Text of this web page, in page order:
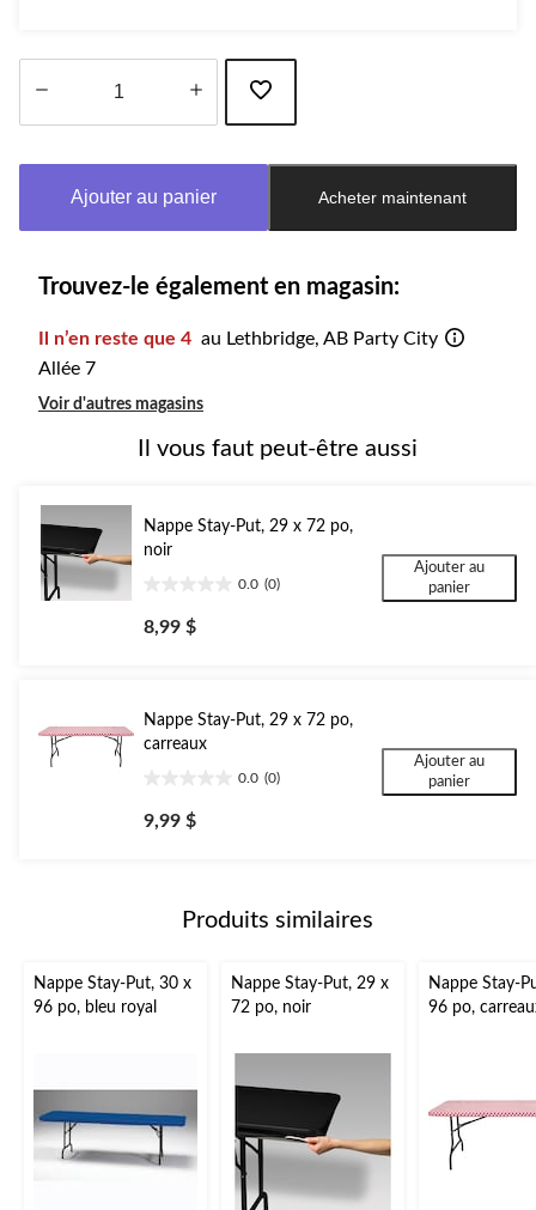
à
Ajouter au panier Acheter maintenant
Trouvez-le également en magasin:
Il n’en reste que 4 au Lethbridge, AB Party City
Allée 7
Voir d'autres magasins
Il vous faut peut-être aussi
Nappe Stay-Put, 29 x 72 po,
noir
0.0 (0)
étoile(s)
sur
8,99 $
Ajouter au
panier
Nappe Stay-Put, 29 x 72 po,
carreaux
0.0 (0)
étoile(s)
sur
9,99 $
Ajouter au
panier
Produits similaires
Nappe Stay-Put, 30 x
96 po, bleu royal
Nappe Stay-Put, 29 x
72 po, noir
Nappe Stay-
96 po,